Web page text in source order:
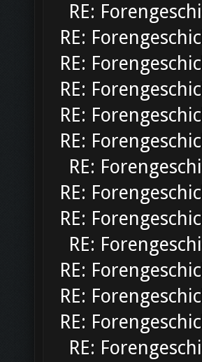
RE:
RE:
RE:
RE:
RE:
RE:
RE:
RE:
RE:
RE:
RE:
RE:
RE:
RE: